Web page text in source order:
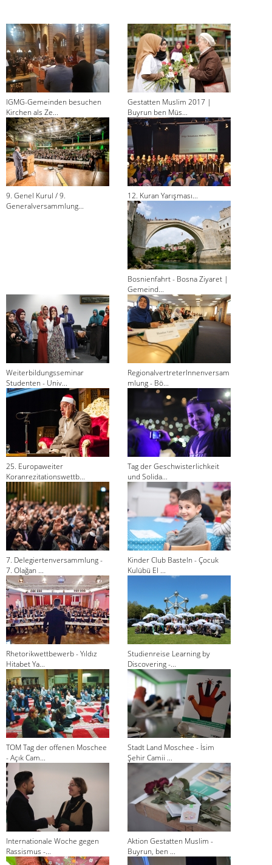
IGMG-Gemeinden besuchen
Kirchen als Ze...
Gestatten Muslim 2017 |
Buyrun ben Müs...
9. Genel Kurul / 9.
Generalversammlung...
12. Kuran Yarışması...
Bosnienfahrt - Bosna Ziyaret |
Gemeind...
Weiterbildungsseminar
Studenten - Univ...
RegionalvertreterInnenversam
mlung - Bö...
25. Europaweiter
Koranrezitationswettb...
Tag der Geschwisterlichkeit
und Solida...
7. Delegiertenversammlung -
7. Olağan ...
Kinder Club Basteln - Çocuk
Kulübü El ...
Rhetorikwettbewerb - Yıldız
Hitabet Ya...
Studienreise Learning by
Discovering -...
TOM Tag der offenen Moschee
- Açık Cam...
Stadt Land Moschee - İsim
Şehir Camii ...
Internationale Woche gegen
Rassismus -...
Aktion Gestatten Muslim -
Buyrun, ben ...